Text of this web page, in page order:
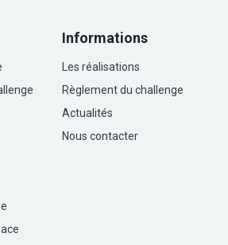
Informations
Les réalisations
Règlement du challenge
Actualités
Nous contacter